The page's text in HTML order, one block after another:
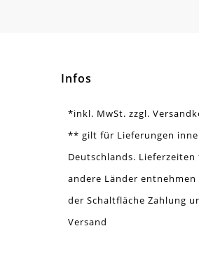
Infos
*inkl. MwSt. zzgl.
** gilt für Lieferungen
Deutschlands. Lieferzeiten
andere Länder entnehmen
der Schaltfläche Zahlung
Versand